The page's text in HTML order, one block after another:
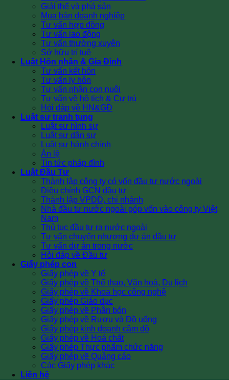
Giải thể và phá sản
Mua bán doanh nghiệp
Tư vấn hợp đồng
Tư vấn lao động
Tư vấn thường xuyên
Sở hữu trí tuệ
Luật Hôn nhân & Gia Đình
Tư vấn kết hôn
Tư vấn ly hôn
Tư vấn nhận con nuôi
Tư vấn về hộ tịch & Cư trú
Hỏi đáp về HN&GĐ
Luật sư tranh tụng
Luật sư hình sự
Luật sư dân sự
Luật sư hành chính
Án lệ
Tin tức pháp đình
Luật Đầu Tư
Thành lập công ty có vốn đầu tư nước ngoài
Điều chỉnh GCN đầu tư
Thành lập VPDD, chi nhánh
Nhà đầu tư nước ngoài góp vốn vào công ty Việt
Nam
Thủ tục đầu tư ra nước ngoài
Tư vấn chuyển nhượng dự án đầu tư
Tư vấn dự án trong nước
Hỏi đáp về Đầu tư
Giấy phép con
Giấy phép về Y tế
Giấy phép về Thể thao, Văn hoá, Du lịch
Giấy phép về Khoa học công nghệ
Giấy phép Giáo dục
Giấy phép về Phân bón
Giấy phép về Rượu và Đồ uống
Giấy phép kinh doanh cầm đồ
Giấy phép về Hoá chất
Giấy phép Thực phẩm chức năng
Giấy phép về Quảng cáo
Các Giấy phép khác
Liên hệ